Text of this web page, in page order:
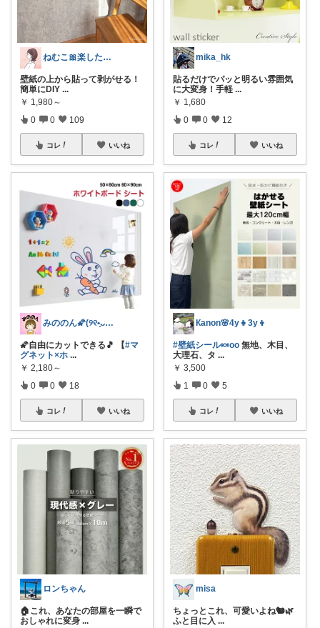
ねむこ🎀楽したいママの購入品ほぼオリ写
壁紙の上から貼って剥がせる！
簡単にDIY ...
￥ 1,980～
0 0 109
コレ いいね
みののん🌠(୨୧•͈ᴗ•͈)感謝♡
🌠自由にカットできる🎵 【#マ
グネット×ホ ...
￥ 2,180～
0 0 18
コレ いいね
ロンちゃん
🏠これ、あなたの部屋を一瞬で
おしゃれに変身 ...
mika_hk
貼るだけでパッと明るい雰囲気
に大変身！手軽 ...
￥ 1,680
0 0 12
コレ いいね
Кanon🌸4y👧3y👦
#壁紙シール🍬oo 無地、木目、
大理石、タ ...
￥ 3,500
1 0 5
コレ いいね
misa
ちょっとこれ、可愛いよね🐿️🌿
ふと目に入 ...